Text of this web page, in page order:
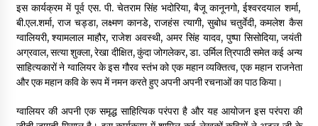
इस कार्यक्रम में पूर्व एस. पी. चेतराम सिंह भदोरिया, बैजू कानूनगो, ईश्वरदयाल शर्मा,
बी.एल.शर्मा, राज चड्डा, लक्ष्मण कानडे, राजहंस त्यागी, सुबोध चतुर्वेदी, कमलेश कैस
ग्वालियरी, श्यामलाल माहौर, राजेश अवस्थी, अमर सिंह यादव, पुष्पा सिसोदिया, जयंती
अग्रवाल, सत्या शुक्ला, रेखा दीक्षित, कुंदा जोगलेकर, डा. उर्मिल त्रिपाठी समेत कई अन्य
साहित्यकारों ने ग्वालियर के इस गौरव स्तंभ को एक महान व्यक्तित्व, एक महान राजनेता
और एक महान कवि के रूप में नमन करते हुए अपनी अपनी रचनाओं का पाठ किया।
ग्वालियर की अपनी एक समृद्ध साहित्यिक परंपरा है और यह आयोजन इस परंपरा की